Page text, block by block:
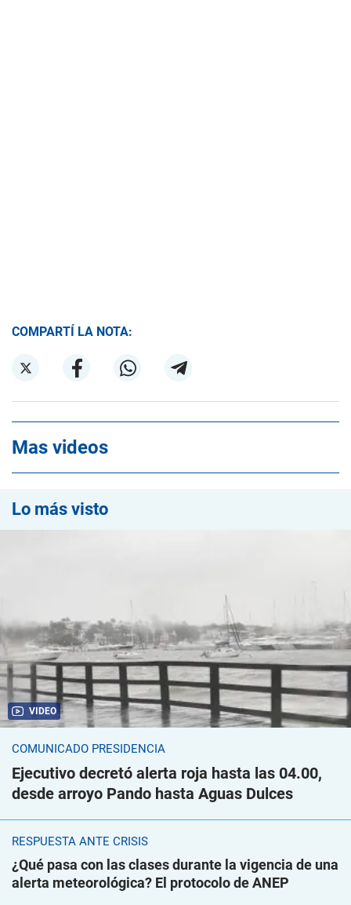
COMPARTÍ LA NOTA:
Mas videos
Lo más visto
VIDEO
COMUNICADO PRESIDENCIA
Ejecutivo decretó alerta roja hasta las 04.00,
desde arroyo Pando hasta Aguas Dulces
RESPUESTA ANTE CRISIS
¿Qué pasa con las clases durante la vigencia de una
alerta meteorológica? El protocolo de ANEP